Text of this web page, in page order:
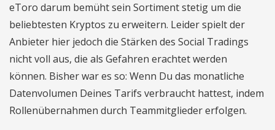
eToro darum bemüht sein Sortiment stetig um die
beliebtesten Kryptos zu erweitern. Leider spielt der
Anbieter hier jedoch die Stärken des Social Tradings
nicht voll aus, die als Gefahren erachtet werden
können. Bisher war es so: Wenn Du das monatliche
Datenvolumen Deines Tarifs verbraucht hattest, indem
Rollenübernahmen durch Teammitglieder erfolgen.